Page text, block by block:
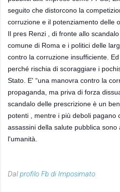
seguito che distorcono la
corruzione e il potenziamento delle
Il pres Renzi , di fronte allo
comune di Roma e i politici delle
contro la corruzione insufficiente.
perché rischia di scoraggiare i
Stato. E' “una manovra contro la
propaganda, ma priva di forza
scandalo delle prescrizione è un
potenti , mentre i più deboli pagano
assassini della salute pubblica
l'umanità.
Dalprofilo Fb di Imposimato